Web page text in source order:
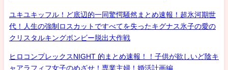
ユキユキッフル！ど底辺的一同驚愕騒然まとめ速報！超氷河期世
代！人生の強制ロスカットですべてを失ったキグナス氷子の愛の
クリスタルキングボンビー脱出大作戦
ヒロコンプレックスNIGHT 的まとめ速報！！子供が欲しいど陰キ
ャアラフィフ女子のめざせ！専業主婦！婚活計画編